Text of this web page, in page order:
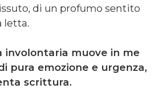
di un profumo sentito
letta.
involontaria muove in me
pura emozione e urgenza,
scrittura.